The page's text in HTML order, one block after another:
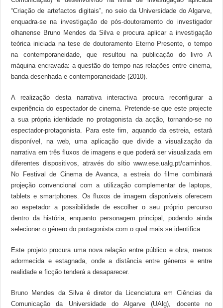
“Criação de artefactos digitais”, no seio da Universidade do Algarve,
enquadra-se na investigação de pós-doutoramento do investigador
olhanense Bruno Mendes da Silva e procura aplicar a investigação
teórica iniciada na tese de doutoramento Eterno Presente, o tempo
na contemporaneidade, que resultou na publicação do livro A
máquina encravada: a questão do tempo nas relações entre cinema,
banda desenhada e contemporaneidade (2010).
A realização desta narrativa interactiva procura reconfigurar a
experiência do espectador de cinema. Pretende-se que este projecte
a sua própria identidade no protagonista da acção, tornando-se no
espectador-protagonista. Para este fim, aquando da estreia, estará
disponível, na web, uma aplicação que divide a visualização da
narrativa em três fluxos de imagens e que poderá ser visualizada em
diferentes dispositivos, através do sítio www.ese.ualg.pt/caminhos.
No Festival de Cinema de Avanca, a estreia do filme combinará
projeção convencional com a utilização complementar de laptops,
tablets e smartphones. Os fluxos de imagem disponíveis oferecem
ao espetador a possibilidade de escolher o seu próprio percurso
dentro da história, enquanto personagem principal, podendo ainda
selecionar o género do protagonista com o qual mais se identifica.
Este projeto procura uma nova relação entre público e obra, menos
adormecida e estagnada, onde a distância entre géneros e entre
realidade e ficção tenderá a desaparecer.
Bruno Mendes da Silva é diretor da Licenciatura em Ciências da
Comunicação da Universidade do Algarve (UAlg), docente no